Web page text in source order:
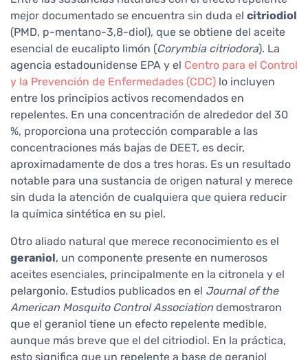
mejor documentado se encuentra sin duda el citriodiol
(PMD, p-mentano-3,8-diol), que se obtiene del aceite
esencial de eucalipto limón (Corymbia citriodora). La
agencia estadounidense EPA y el Centro para el Control
y la Prevención de Enfermedades (CDC) lo incluyen
entre los principios activos recomendados en
repelentes. En una concentración de alrededor del 30
%, proporciona una protección comparable a las
concentraciones más bajas de DEET, es decir,
aproximadamente de dos a tres horas. Es un resultado
notable para una sustancia de origen natural y merece
sin duda la atención de cualquiera que quiera reducir
la química sintética en su piel.
Otro aliado natural que merece reconocimiento es el
geraniol, un componente presente en numerosos
aceites esenciales, principalmente en la citronela y el
pelargonio. Estudios publicados en el Journal of the
American Mosquito Control Association demostraron
que el geraniol tiene un efecto repelente medible,
aunque más breve que el del citriodiol. En la práctica,
esto significa que un repelente a base de geraniol